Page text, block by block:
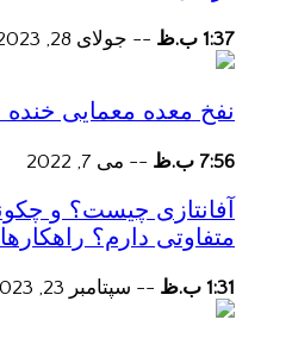
1:37 ب.ظ -- جولای 28, 2023
نفخ معده معمایی خنده
7:56 ب.ظ -- می 7, 2022
آفانتازی چیست؟ و
متفاوتی دارم؟
1:31 ب.ظ -- سپتامبر 23, 2023